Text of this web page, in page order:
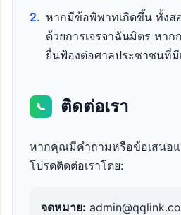
2. หากมีข้อพิพาทเกิดขึ้น ทั้งส
ด้วยการเจรจาฉันมิตร หาก
ยื่นฟ้องต่อศาลประชาชนที่มี
📞 ติดต่อเรา
หากคุณมีคำถามหรือข้อเสนอแ
โปรดติดต่อเราโดย:
จดหมาย: